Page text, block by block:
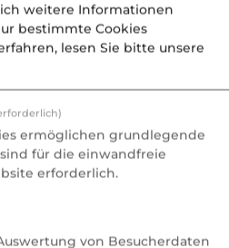
für
und trotzdem kein
Die SPD will das
rechnen dagegen
weitere Informationen
bestimmte Cookies
lesen Sie bitte unsere
ermöglichen grundlegende
für die einwandfreie
erforderlich.
von Besucherdaten